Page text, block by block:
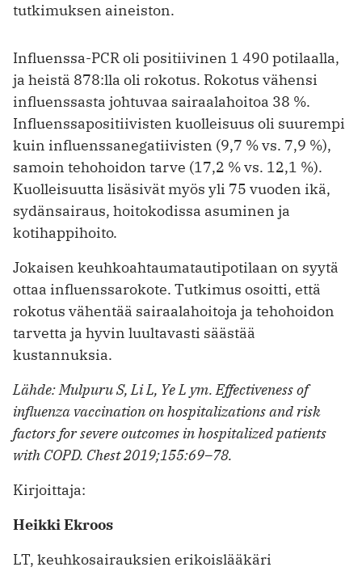
tutkimuksen aineiston.
Influenssa-PCR oli positiivinen 1 490 potilaalla,
ja heistä 878:lla oli rokotus. Rokotus vähensi
influenssasta johtuvaa sairaalahoitoa 38 %.
Influenssapositiivisten kuolleisuus oli suurempi
kuin influenssanegatiivisten (9,7 % vs. 7,9 %),
samoin tehohoidon tarve (17,2 % vs. 12,1 %).
Kuolleisuutta lisäsivät myös yli 75 vuoden ikä,
sydänsairaus, hoito­kodissa asuminen ja
kotihappihoito.
Jokaisen keuhkoahtaumatautipotilaan on syytä
ottaa influenssarokote. Tutkimus osoitti, että
rokotus vähentää sairaalahoitoja ja tehohoidon
tarvetta ja hyvin luultavasti säästää
kustannuksia.
Lähde: Mulpuru S, Li L, Ye L ym. Effectiveness of
influenza vaccination on hospitalizations and risk
factors for severe outcomes in hospitalized patients
with COPD. Chest 2019;155:69–78.
Kirjoittaja:
Heikki Ekroos
LT, keuhkosairauksien erikoislääkäri